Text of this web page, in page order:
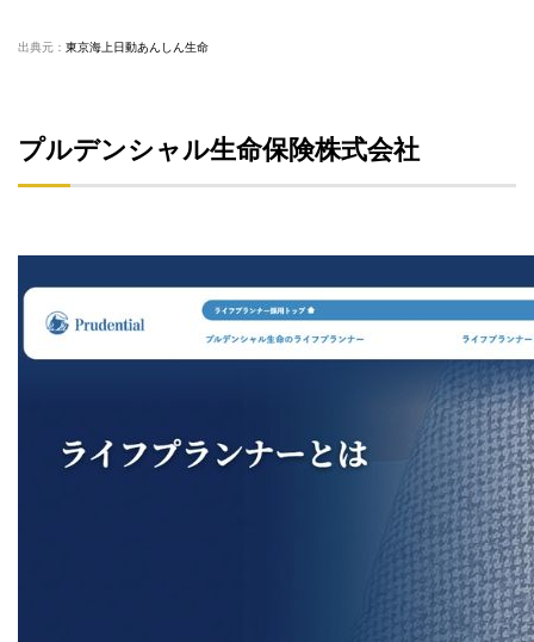
出典元： 東京海上日動あんしん生命
プルデンシャル生命保険株式会社